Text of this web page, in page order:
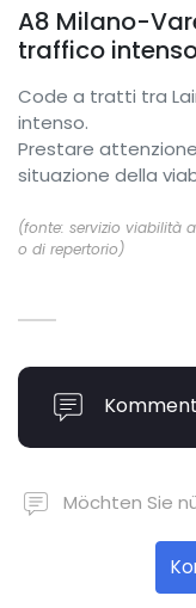
A8 Milano-
traffico
Code a tratti tra
intenso.
Prestare
situazione della
(fonte: servizio viabilità
o di repertorio)
Möchten Sie